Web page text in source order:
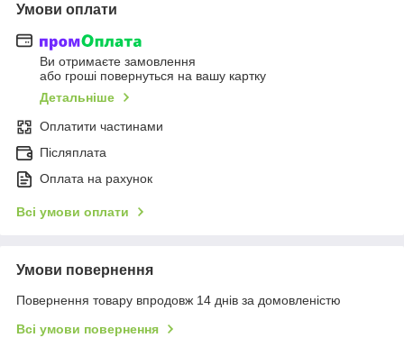
Умови оплати
Ви отримаєте замовлення
або гроші повернуться на вашу картку
Детальніше
Оплатити частинами
Післяплата
Оплата на рахунок
Всі умови оплати
Умови повернення
Повернення товару впродовж 14 днів за домовленістю
Всі умови повернення